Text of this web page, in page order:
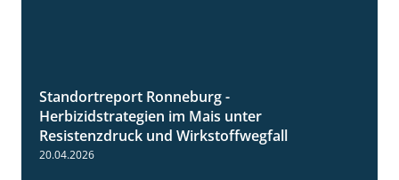
Standortreport Ronneburg -
Herbizidstrategien im Mais unter
Resistenzdruck und Wirkstoffwegfall
20.04.2026